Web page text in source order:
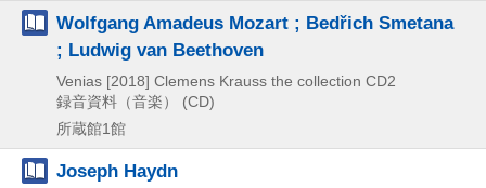
Wolfgang Amadeus Mozart ; Bedřich Smetana
; Ludwig van Beethoven
Venias [2018] Clemens Krauss the collection CD2
録音資料（音楽） (CD)
所蔵館1館
Joseph Haydn